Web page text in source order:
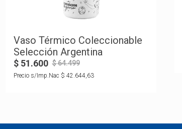
Vaso Térmico Coleccionable
Selección Argentina
$64.499
$ 51.600
Precio s/Imp.Nac $ 42.644,63